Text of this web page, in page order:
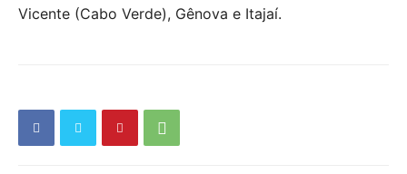
Vicente (Cabo Verde), Gênova e Itajaí.